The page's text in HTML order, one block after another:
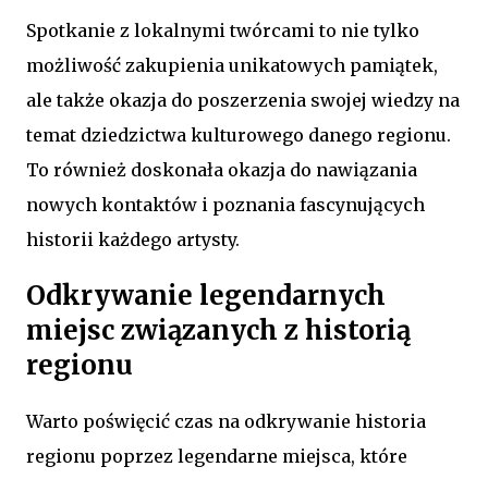
Spotkanie z lokalnymi twórcami to nie tylko
możliwość zakupienia unikatowych pamiątek,
ale także okazja do poszerzenia swojej wiedzy na
temat dziedzictwa kulturowego danego regionu.
To również doskonała okazja do nawiązania
nowych kontaktów i poznania fascynujących
historii każdego artysty.
Odkrywanie legendarnych
miejsc związanych z historią
regionu
Warto poświęcić czas na odkrywanie historia
regionu poprzez legendarne miejsca, które